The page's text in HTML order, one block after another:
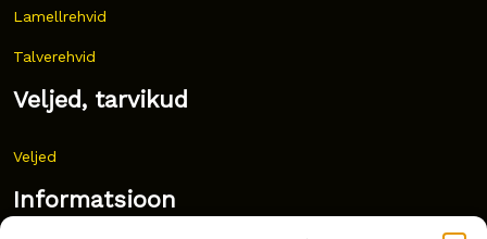
Lamellrehvid
Talverehvid
Veljed, tarvikud
Veljed
Informatsioon